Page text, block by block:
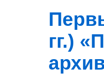
гг.)